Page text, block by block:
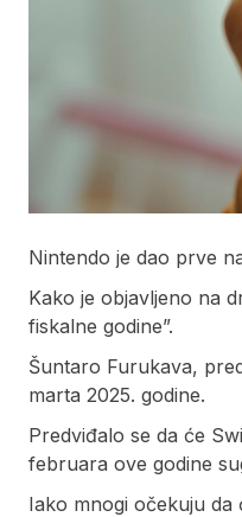
Nintendo je dao prve
Kako je objavljeno na
fiskalne godine”.
Šuntaro Furukava,
marta 2025. godine.
Predviđalo se da će
februara ove godine
Iako mnogi očekuju da